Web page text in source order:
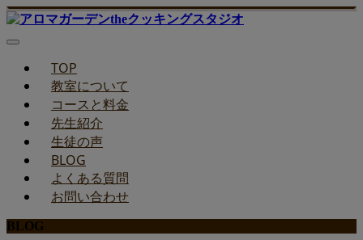
TOP
教室について
コースと料金
先生紹介
生徒の声
BLOG
よくある質問
お問い合わせ
BLOG